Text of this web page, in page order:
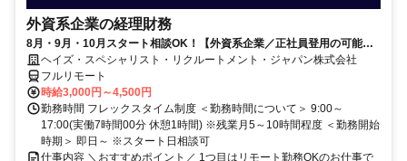
外資系企業の経理財務
8月・9月・10月スタート相談OK！【外資系企業／正社員登用の可能性
大／700万～800万／リモート勤務OK】経理財務
ヘイズ・スペシャリスト・リクルートメント・ジャパン株式会社
フルリモート
時給3,000円～4,500円
勤務時間 フレックスタイム制度 ＜勤務時間について＞ 9:00～
17:00(実働7時間00分 休憩1時間) ※残業月5～10時間程度 ＜勤務開始
時期＞ 即日～ ※スタート日相談可
仕事内容 ＼おすすめポイント／ 1つ目はリモート勤務OKのお仕事で